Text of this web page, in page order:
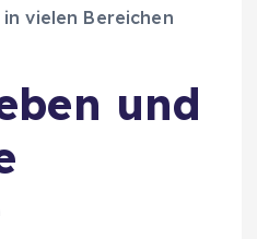
vielen Bereichen
und